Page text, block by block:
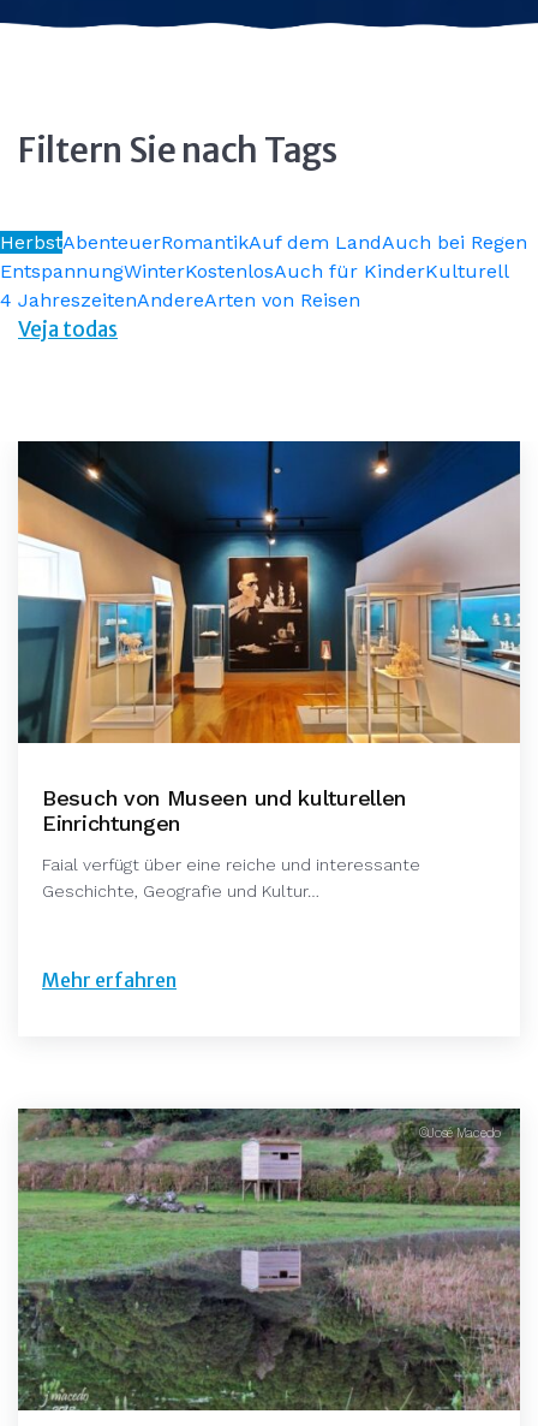
Filtern Sie nach Tags
HerbstAbenteuerRomantikAuf dem LandAuch bei Regen
EntspannungWinterKostenlosAuch für KinderKulturell
4 JahreszeitenAndereArten von Reisen
Veja todas
Besuch von Museen und kulturellen
Einrichtungen
Faial verfügt über eine reiche und interessante
Geschichte, Geografie und Kultur…
Mehr erfahren
©José Macedo